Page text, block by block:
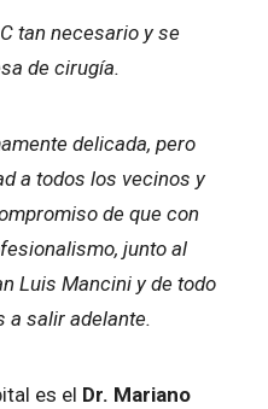
tan necesario y se
de cirugía.
delicada, pero
a todos los vecinos y
de que con
junto al
Luis Mancini y de todo
a salir adelante.
es el Dr. Mariano